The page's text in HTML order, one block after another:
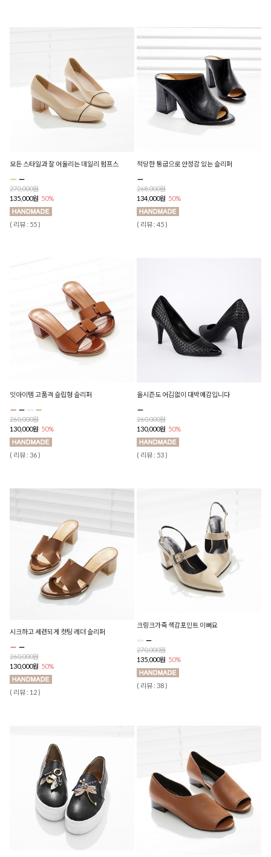
모든 스타일과 잘 어울리는 데일리 펌프스
270,000원
135,000원 50%
( 리뷰 : 55 )
적당한 통굽으로 안정감 있는 슬리퍼
268,000원
134,000원 50%
( 리뷰 : 45 )
잇아이템 고품격 슬립형 슬리퍼
260,000원
130,000원 50%
( 리뷰 : 36 )
올시즌도 어김없이 대박예감입니다
260,000원
130,000원 50%
( 리뷰 : 53 )
시크하고 세련되게 컷팅 레더 슬리퍼
260,000원
130,000원 50%
( 리뷰 : 12 )
크링크가죽 색감포인트 이뻐요
270,000원
135,000원 50%
( 리뷰 : 38 )